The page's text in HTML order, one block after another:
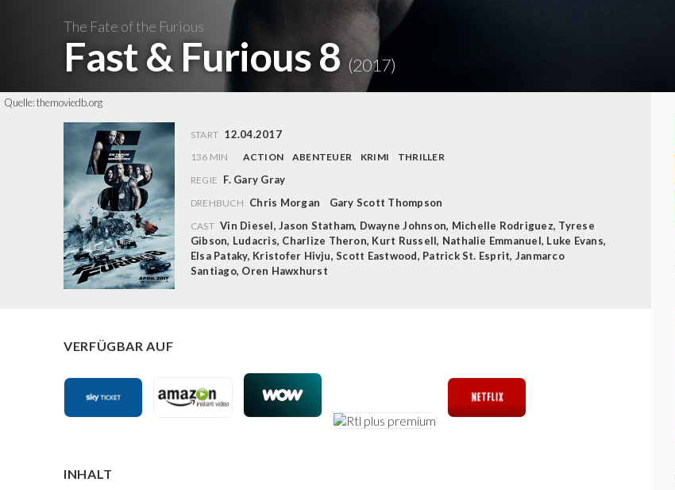
The Fate of the Furious
Fast & Furious 8(2017)
Quelle:themoviedb.org
START 12.04.2017
136 MIN ACTION ABENTEUER KRIMI
THRILLER
REGIE F. Gary Gray
DREHBUCH Chris Morgan Gary Scott Thompson
CAST Vin Diesel,Jason Statham, Dwayne Johnson, Michelle Rodriguez, Tyrese
Gibson, Ludacris, Charlize Theron, Kurt Russell, Nathalie Emmanuel, Luke Evans,
Elsa Pataky, Kristofer Hivju,Scott Eastwood, Patrick St. Esprit, Janmarco
Santiago, Oren Hawxhurst
VERFÜGBAR AUF
INHALT